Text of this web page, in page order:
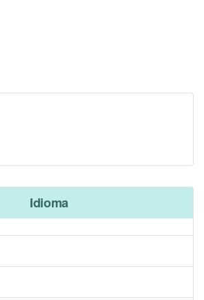
Idioma